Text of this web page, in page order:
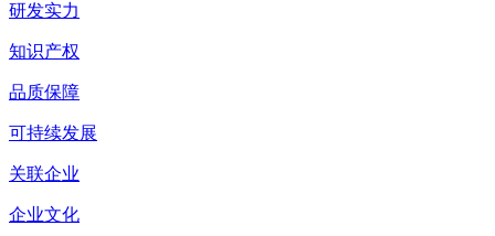
研发实力
知识产权
品质保障
可持续发展
关联企业
企业文化